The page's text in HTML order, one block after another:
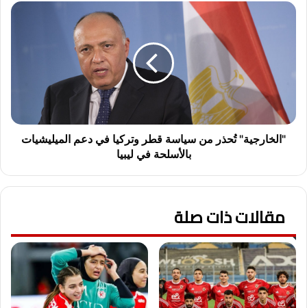
"الخارجية"
سياسة
وتركيا
في
دعم
الميليشيات
بالأسلحة
"الخارجية" تُحذر من سياسة قطر وتركيا في دعم الميليشيات
بالأسلحة في ليبيا
مقالات ذات صلة